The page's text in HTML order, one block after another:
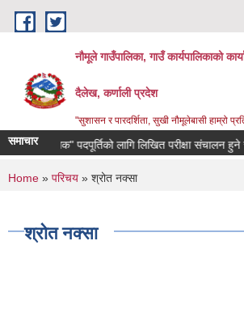
Skip to main content
नौमूले गाउँपालिका, गाउँ कार्यपालिकाको
दैलेख, कर्णाली प्रदेश
"सुशासन र पारदर्शिता, सुखी नौमूलेबासी हाम्रो
समाचार
परिचालक" पदपूर्तिको लागि लिखित परीक्षा संचालन हुने
You are here
Home » परिचय » श्रोत नक्सा
श्रोत नक्सा